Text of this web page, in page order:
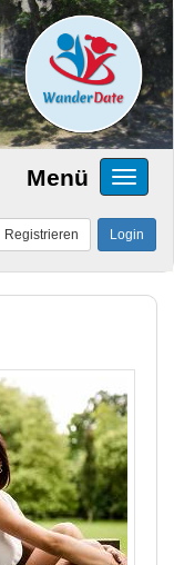
Menü
Login
Registrieren